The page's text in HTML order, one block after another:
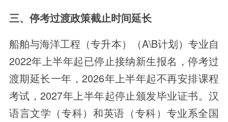
三、停考过渡政策截止时间延长
船舶与海洋工程（专升本）（A\B计划）专业自
2022年上半年起已停止接纳新生报名，停考过
渡期延长一年，2026年上半年起不再安排课程
考试，2027年上半年起停止颁发毕业证书。汉
语言文学（专科）和英语（专科）专业系全国